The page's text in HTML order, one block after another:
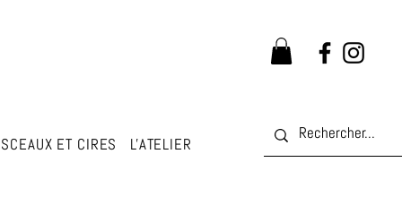
SCEAUX ET CIRES L'ATELIER